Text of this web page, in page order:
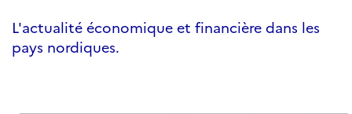
L'actualité économique et financière dans les
pays nordiques.